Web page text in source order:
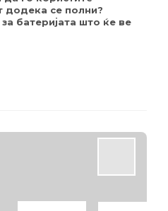
додека се полни?
батеријата што ќе ве